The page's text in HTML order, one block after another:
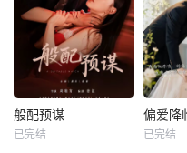
般配预谋
已完结
偏爱降
已完结